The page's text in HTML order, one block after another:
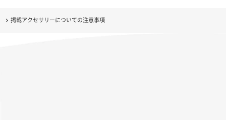
掲載アクセサリーについての注意事項